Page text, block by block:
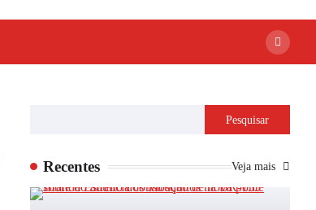
Pesquisar
Recentes Veja mais